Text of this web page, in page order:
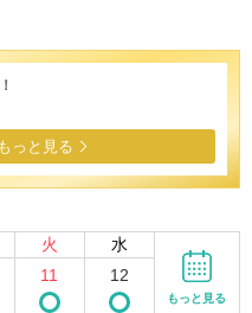
っと見る
火 水
11 12
もっと見る